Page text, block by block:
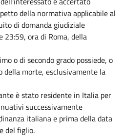
della normativa applicabile al
di domanda giudiziale
ora di Roma, della
o di secondo grado possiede, o
della morte, esclusivamente la
è stato residente in Italia per
successivamente
italiana e prima della data
del figlio.